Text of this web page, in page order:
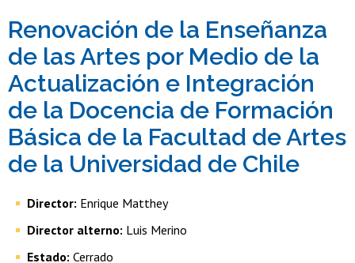
Funcionarias/os
Egresadas/os
Renovación de la Enseñanza
de las Artes por Medio de la
Actualización e Integración
de la Docencia de Formación
Básica de la Facultad de Artes
de la Universidad de Chile
Director: Enrique Matthey
Director alterno: Luis Merino
Estado: Cerrado